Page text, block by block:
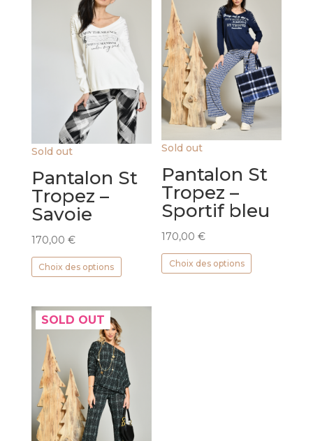
Sold out
Pantalon St
Tropez –
Savoie
170,00 €
Choix des options
Ce
plusieurs
Les
options
peuvent
être
choisies
sur
la
Sold out
Pantalon St
Tropez –
Sportif bleu
170,00€
Choix des options
Ce
SOLD OUT